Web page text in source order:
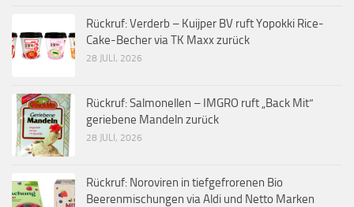
Rückruf: Verderb – Kuijper BV ruft Yopokki Rice-
Cake-Becher via TK Maxx zurück
28 JULI, 2026
Rückruf: Salmonellen – IMGRO ruft „Back Mit“
geriebene Mandeln zurück
28 JULI, 2026
Rückruf: Noroviren in tiefgefrorenen Bio
Beerenmischungen via Aldi und Netto Marken